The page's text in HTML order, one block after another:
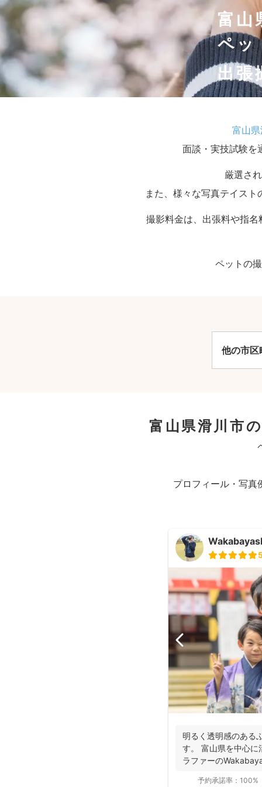
富山
ペッ
出張
富山
面談・実技試験を
厳選さ
また、様々な写真テイスト
撮影料金は、出張料や指
ペットの
他の市区
富山県滑川市
プロフィール・写真
明るく透明感のある
す。 富山県を中心に
ラファーの
予約承諾率： 100%